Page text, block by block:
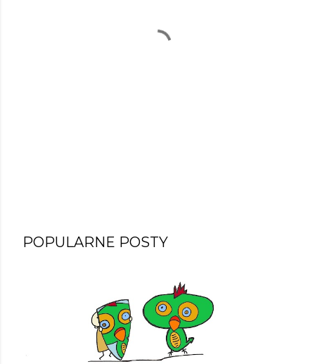
r
POPULARNE POSTY